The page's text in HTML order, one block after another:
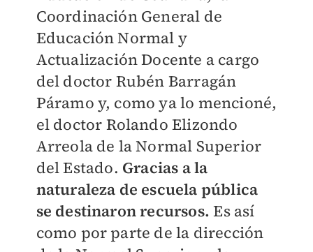
Coordinación General de
Educación Normal y
Actualización Docente a cargo
del doctor Rubén Barragán
Páramo y, como ya lo mencioné,
el doctor Rolando Elizondo
Arreola de la Normal Superior
del Estado. Gracias a la
naturaleza de escuela pública
se destinaron recursos.Es así
como por parte de la dirección